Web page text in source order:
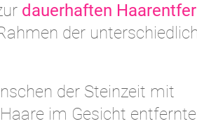
dauerhaften
der
der Steinzeit mit
im Gesicht